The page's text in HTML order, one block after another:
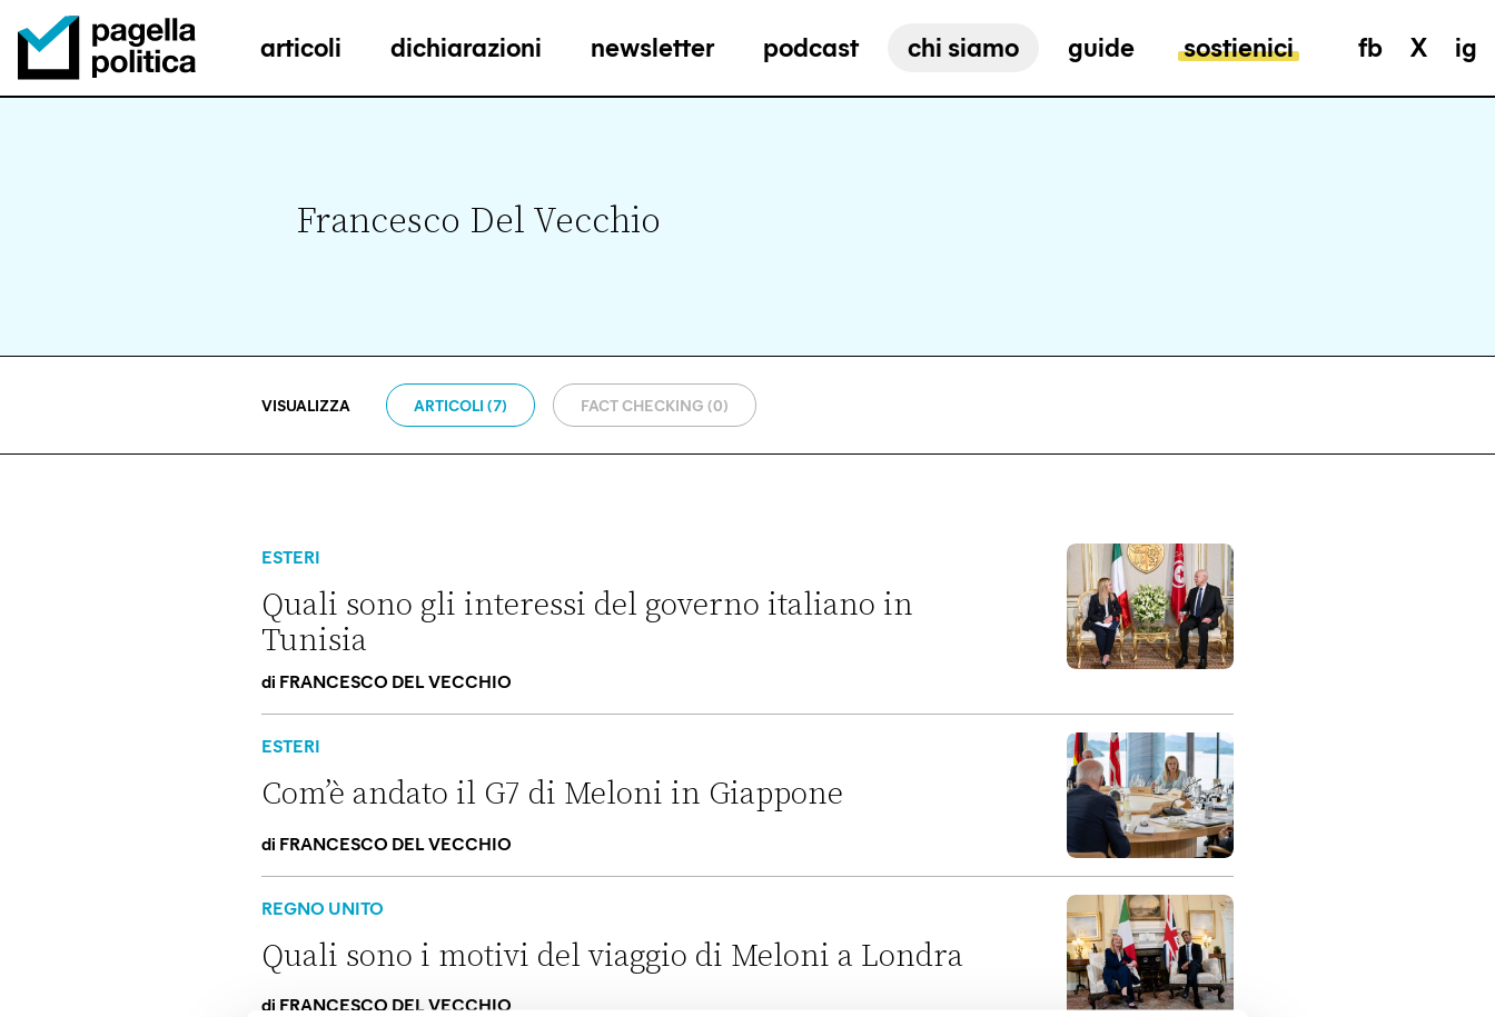
Pagella Politica Logo
articoli dichiarazioni newsletter podcast chi siamo guide sostienici fb X ig
Francesco Del Vecchio
VISUALIZZA ARTICOLI (7) FACT CHECKING (0)
ESTERI
Quali sono gli interessi del governo italiano in
Tunisia
di FRANCESCO DEL VECCHIO
ESTERI
Com’è andato il G7 di Meloni in Giappone
di FRANCESCO DEL VECCHIO
REGNO UNITO
Quali sono i motivi del viaggio di Meloni a Londra
di FRANCESCO DEL VECCHIO